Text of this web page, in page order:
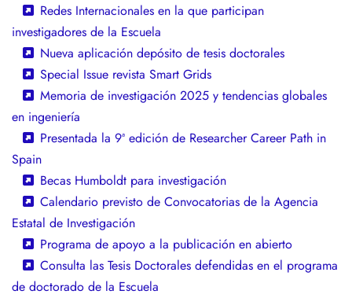
Redes Internacionales en la que participan
investigadores de la Escuela
Nueva aplicación depósito de tesis doctorales
Special Issue revista Smart Grids
Memoria de investigación 2025 y tendencias globales
en ingeniería
Presentada la 9ª edición de Researcher Career Path in
Spain
Becas Humboldt para investigación
Calendario previsto de Convocatorias de la Agencia
Estatal de Investigación
Programa de apoyo a la publicación en abierto
Consulta las Tesis Doctorales defendidas en el programa
de doctorado de la Escuela